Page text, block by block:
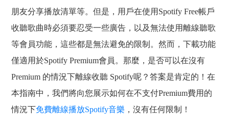
朋友分享播放清單等。但是，用戶在使用Spotify Free帳戶
收聽歌曲時必須要忍受一些廣告，以及無法使用離線聽歌
等會員功能，這些都是無法避免的限制。然而，下載功能
僅適用於Spotify Premium會員。那麼，是否可以在沒有
Premium 的情況下離線收聽 Spotify呢？答案是肯定的！在
本指南中，我們將向您展示如何在不支付Premium費用的
情況下免費離線播放Spotify音樂 ，沒有任何限制！